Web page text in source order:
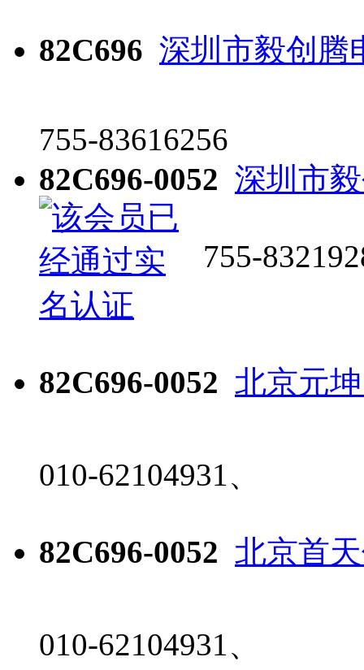
82C696 深圳市毅创腾
755-83616256
82C696-0052 深圳市
755-
82C696-0052 北京元
010-62104931、
82C696-0052 北京首
010-62104931、